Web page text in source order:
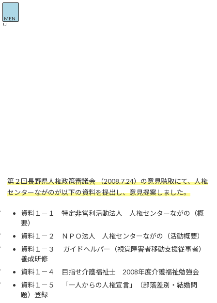
コ
テ
ナ
ゲ
終
新
日
第２回長野県人権政策審議会 （2008.7.24）の意見聴取にて、人権
センターながのが以下の資料を提出し、意見提案しました。
資料１－１ 特定非営利活動法人 人権センターながの（概
要）
資料１－２ ＮＰＯ法人 人権センターながの（活動概要）
資料１－３ ガイドヘルパー（視覚障害者移動支援従事者）
養成研修
資料１－４ 目指せ介護福祉士 2008年度介護福祉勉強会
資料１－５ 「一人からの人権宣言」（部落差別・結婚問
題）登録
MEN
U